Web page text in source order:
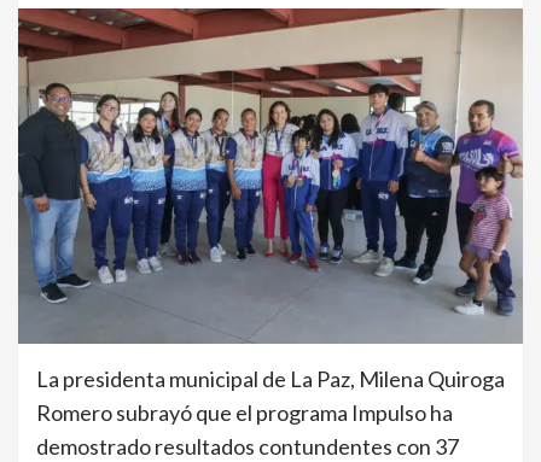
La presidenta municipal de La Paz, Milena Quiroga
Romero subrayó que el programa Impulso ha
demostrado resultados contundentes con 37